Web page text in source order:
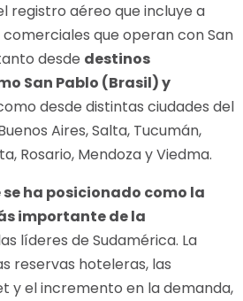
registro aéreo que incluye a
que operan con San
desde destinos
San Pablo (Brasil) y
desde distintas ciudades del
Aires, Salta, Tucumán,
Rosario, Mendoza y Viedma.
ha posicionado como la
importante de la
líderes de Sudamérica. La
reservas hoteleras, las
y el incremento en la demanda,